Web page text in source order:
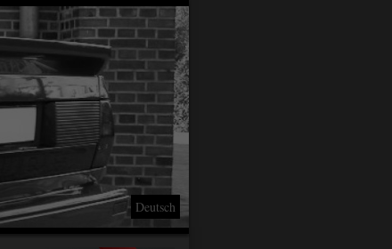
Deutsch